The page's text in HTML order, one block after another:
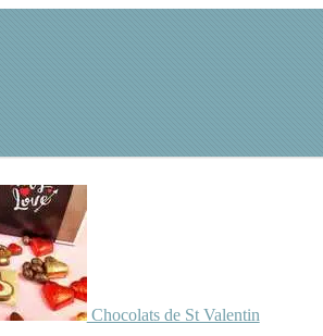
Chocolats de St Valentin